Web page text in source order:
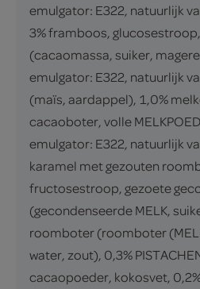
emulgator: E322, natuurlijk
3% framboos,
(cacaomassa, suiker,
emulgator: E322, natuurlijk
(maïs, aardappel), 1,0%
cacaoboter, volle
emulgator: E322, natuurlijk
karamel met gezouten
fructosestroop, gezoete
(gecondenseerde MELK,
roomboter (roomboter
water, zout), 0,3%
cacaopoeder, kokosvet,